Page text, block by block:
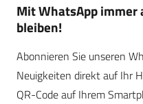
Mit WhatsApp immer
bleiben!
Abonnieren Sie unseren
Neuigkeiten direkt auf Ihr
QR-Code auf Ihrem